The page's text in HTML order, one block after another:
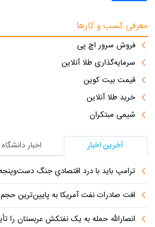
معرفی کسب و کارها
فروش سرور اچ پی
سرمایه‌گذاری طلا آنلاین
قیمت بیت کوین
خرید طلا آنلاین
شیمی مبتکران
آخرین اخبار
اخبار دانشگاه
ترامپ باید با درد اقتصادیِ جنگ
افت صادرات نفت آمریکا به پایین‌ترین حجم در ۸ ماه
انصارالله حمله به یک نفتکش عربستان را